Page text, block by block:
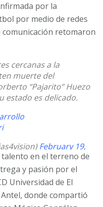
por la
por medio de redes
comunicación retomaron
cercanas a la
muerte del
“Pajarito” Huezo
estado es delicado.
February 19,
en el terreno de
y pasión por el
Universidad de El
donde compartió